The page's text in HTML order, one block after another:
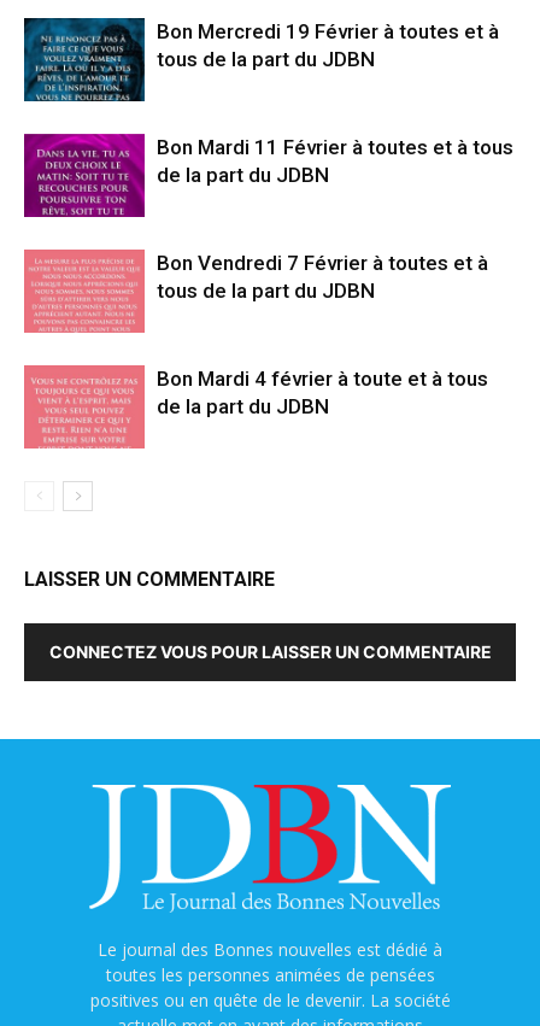
Bon Mercredi 19 Février à toutes et à
tous de la part du JDBN
Bon Mardi 11 Février à toutes et à tous
de la part du JDBN
Bon Vendredi 7 Février à toutes et à
tous de la part du JDBN
Bon Mardi 4 février à toute et à tous
de la part du JDBN
LAISSER UN COMMENTAIRE
CONNECTEZ VOUS POUR LAISSER UN COMMENTAIRE
Le journal des Bonnes nouvelles est dédié à
toutes les personnes animées de pensées
positives ou en quête de le devenir. La société